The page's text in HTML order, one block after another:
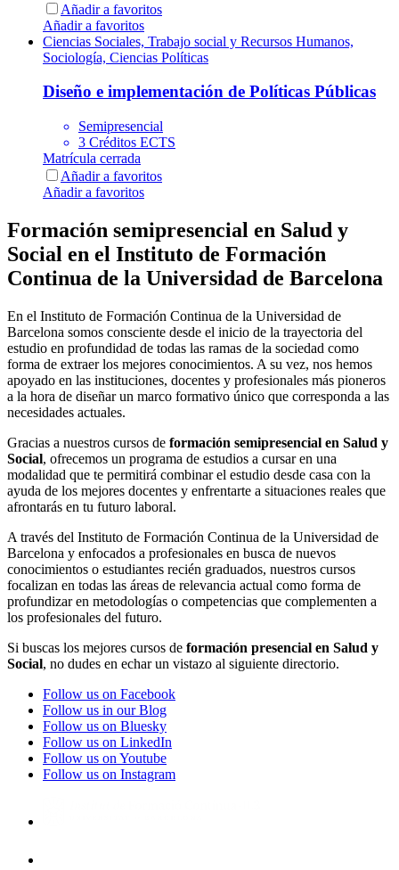
Añadir a favoritos
Añadir a favoritos
Ciencias Sociales, Trabajo social y Recursos Humanos,
Sociología, Ciencias Políticas
Diseño e implementación de Políticas Públicas
Semipresencial
3 Créditos ECTS
Matrícula cerrada
Añadir a favoritos
Añadir a favoritos
Formación semipresencial en Salud y
Social en el Instituto de Formación
Continua de la Universidad de Barcelona
En el Instituto de Formación Continua de la Universidad de
Barcelona somos consciente desde el inicio de la trayectoria del
estudio en profundidad de todas las ramas de la sociedad como
forma de extraer los mejores conocimientos. A su vez, nos hemos
apoyado en las instituciones, docentes y profesionales más pioneros
a la hora de diseñar un marco formativo único que corresponda a las
necesidades actuales.
Gracias a nuestros cursos de formación semipresencial en Salud y
Social, ofrecemos un programa de estudios a cursar en una
modalidad que te permitirá combinar el estudio desde casa con la
ayuda de los mejores docentes y enfrentarte a situaciones reales que
afrontarás en tu futuro laboral.
A través del Instituto de Formación Continua de la Universidad de
Barcelona y enfocados a profesionales en busca de nuevos
conocimientos o estudiantes recién graduados, nuestros cursos
focalizan en todas las áreas de relevancia actual como forma de
profundizar en metodologías o competencias que complementen a
los profesionales del futuro.
Si buscas los mejores cursos de formación presencial en Salud y
Social, no dudes en echar un vistazo al siguiente directorio.
Follow us on Facebook
Follow us in our Blog
Follow us on Bluesky
Follow us on LinkedIn
Follow us on Youtube
Follow us on Instagram